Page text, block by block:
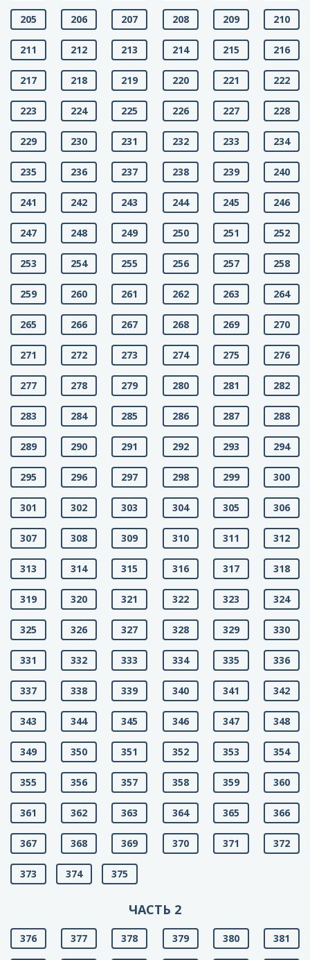
205 206 207 208 209 210
211 212 213 214 215 216
217 218 219 220 221 222
223 224 225 226 227 228
229 230 231 232 233 234
235 236 237 238 239 240
241 242 243 244 245 246
247 248 249 250 251 252
253 254 255 256 257 258
259 260 261 262 263 264
265 266 267 268 269 270
271 272 273 274 275 276
277 278 279 280 281 282
283 284 285 286 287 288
289 290 291 292 293 294
295 296 297 298 299 300
301 302 303 304 305 306
307 308 309 310 311 312
313 314 315 316 317 318
319 320 321 322 323 324
325 326 327 328 329 330
331 332 333 334 335 336
337 338 339 340 341 342
343 344 345 346 347 348
349 350 351 352 353 354
355 356 357 358 359 360
361 362 363 364 365 366
367 368 369 370 371 372
373 374 375
ЧАСТЬ 2
376 377 378 379 380 381